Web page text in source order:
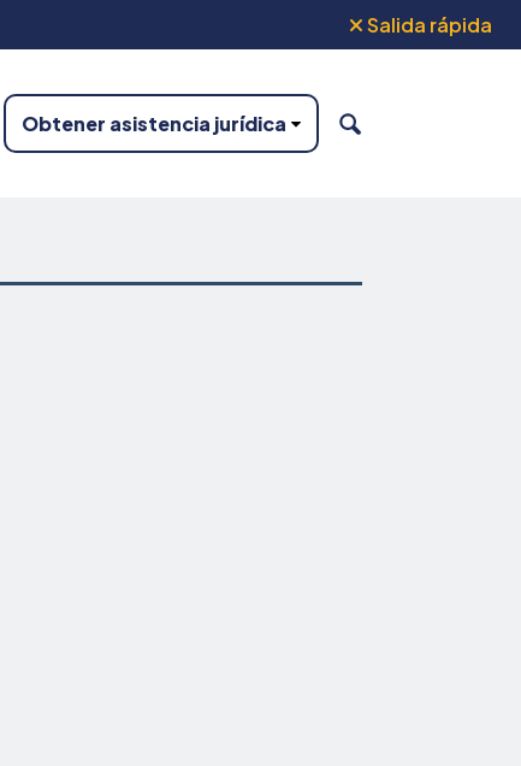
Salida rápida
Obtener asistencia jurídica BUSCAR